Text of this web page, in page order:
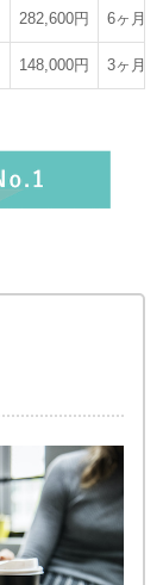
282,600円 6ヶ月
148,000円 3ヶ月